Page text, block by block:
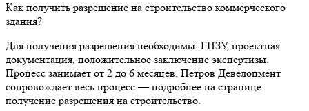
Как получить разрешение на строительство коммерческого
здания?
Для получения разрешения необходимы: ГПЗУ, проектная
документация, положительное заключение экспертизы.
Процесс занимает от 2 до 6 месяцев. Петров Девелопмент
сопровождает весь процесс — подробнее на странице
получение разрешения на строительство.